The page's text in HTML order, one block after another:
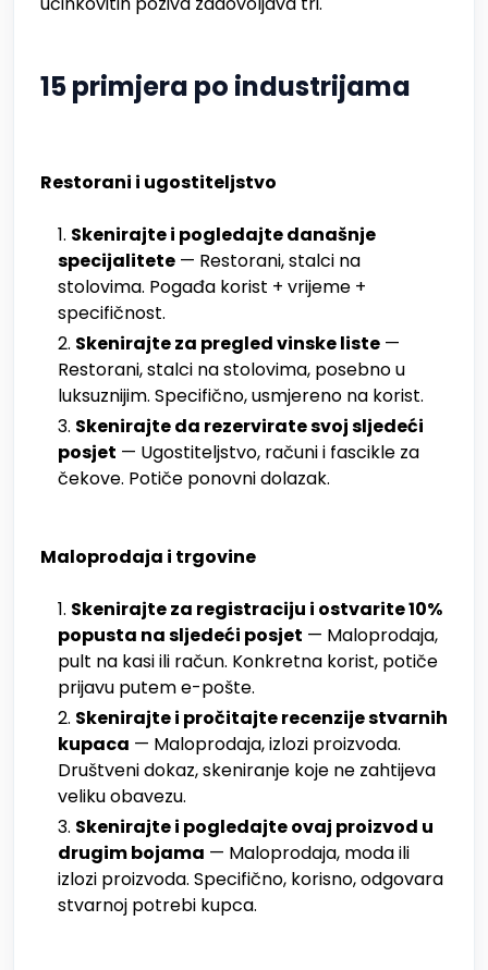
15 primjera po industrijama
Restorani i ugostiteljstvo
Skenirajte i pogledajte današnje
specijalitete — Restorani, stalci na
stolovima. Pogađa korist + vrijeme +
specifičnost.
Skenirajte za pregled vinske liste —
Restorani, stalci na stolovima, posebno u
luksuznijim. Specifično, usmjereno na korist.
Skenirajte da rezervirate svoj sljedeći
posjet — Ugostiteljstvo, računi i fascikle za
čekove. Potiče ponovni dolazak.
Maloprodaja i trgovine
Skenirajte za registraciju i ostvarite 10%
popusta na sljedeći posjet — Maloprodaja,
pult na kasi ili račun. Konkretna korist, potiče
prijavu putem e-pošte.
Skenirajte i pročitajte recenzije stvarnih
kupaca — Maloprodaja, izlozi proizvoda.
Društveni dokaz, skeniranje koje ne zahtijeva
veliku obavezu.
Skenirajte i pogledajte ovaj proizvod u
drugim bojama — Maloprodaja, moda ili
izlozi proizvoda. Specifično, korisno, odgovara
stvarnoj potrebi kupca.